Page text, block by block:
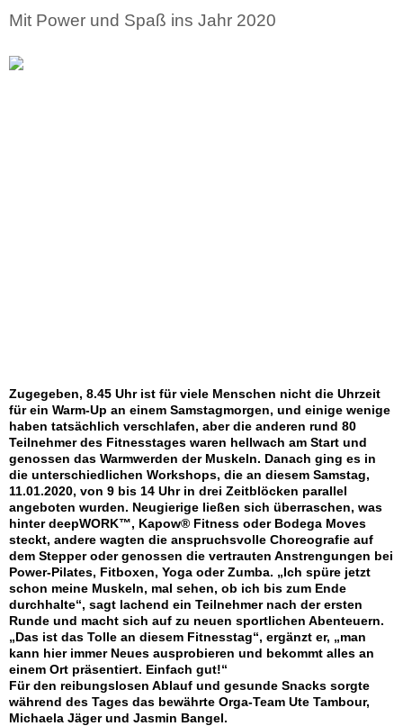
Mit Power und Spaß ins Jahr 2020
Zugegeben, 8.45 Uhr ist für viele Menschen nicht die Uhrzeit
für ein Warm-Up an einem Samstagmorgen, und einige wenige
haben tatsächlich verschlafen, aber die anderen rund 80
Teilnehmer des Fitnesstages waren hellwach am Start und
genossen das Warmwerden der Muskeln. Danach ging es in
die unterschiedlichen Workshops, die an diesem Samstag,
11.01.2020, von 9 bis 14 Uhr in drei Zeitblöcken parallel
angeboten wurden. Neugierige ließen sich überraschen, was
hinter deepWORK™, Kapow® Fitness oder Bodega Moves
steckt, andere wagten die anspruchsvolle Choreografie auf
dem Stepper oder genossen die vertrauten Anstrengungen bei
Power-Pilates, Fitboxen, Yoga oder Zumba. „Ich spüre jetzt
schon meine Muskeln, mal sehen, ob ich bis zum Ende
durchhalte“, sagt lachend ein Teilnehmer nach der ersten
Runde und macht sich auf zu neuen sportlichen Abenteuern.
„Das ist das Tolle an diesem Fitnesstag“, ergänzt er, „man
kann hier immer Neues ausprobieren und bekommt alles an
einem Ort präsentiert. Einfach gut!“
Für den reibungslosen Ablauf und gesunde Snacks sorgte
während des Tages das bewährte Orga-Team Ute Tambour,
Michaela Jäger und Jasmin Bangel.